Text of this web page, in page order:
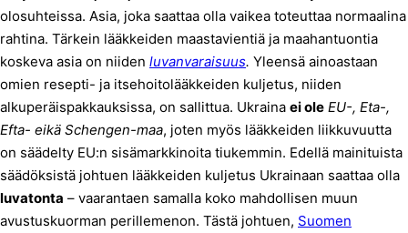
olosuhteissa. Asia, joka saattaa olla vaikea toteuttaa normaalina
rahtina. Tärkein lääkkeiden maastavientiä ja maahantuontia
koskeva asia on niiden luvanvaraisuus. Yleensä ainoastaan
omien resepti- ja itsehoitolääkkeiden kuljetus, niiden
alkuperäispakkauksissa, on sallittua. Ukraina ei ole EU-, Eta-,
Efta- eikä Schengen-maa, joten myös lääkkeiden liikkuvuutta
on säädelty EU:n sisämarkkinoita tiukemmin. Edellä mainituista
säädöksistä johtuen lääkkeiden kuljetus Ukrainaan saattaa olla
luvatonta – vaarantaen samalla koko mahdollisen muun
avustuskuorman perillemenon. Tästä johtuen, Suomen